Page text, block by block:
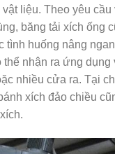
liệu. Theo yêu
băng tải xích ống
tình huống nâng
nhận ra ứng dụng
nhiều cửa ra. Tại
xích đảo chiều